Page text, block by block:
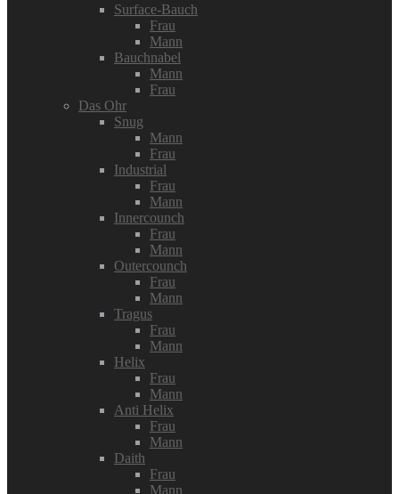
Surface-Bauch
Frau
Mann
Bauchnabel
Mann
Frau
Das Ohr
Snug
Mann
Frau
Industrial
Frau
Mann
Innercounch
Frau
Mann
Outercounch
Frau
Mann
Tragus
Frau
Mann
Helix
Frau
Mann
Anti Helix
Frau
Mann
Daith
Frau
Mann